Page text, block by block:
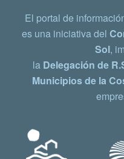
El portal de
es una iniciativa del
Sol,
la Delegación de
Municipios de la